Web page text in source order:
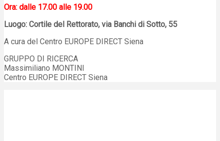
Ora: dalle 17.00 alle 19.00
Luogo: Cortile del Rettorato, via Banchi di Sotto, 55
A cura del Centro EUROPE DIRECT Siena
GRUPPO DI RICERCA
Massimiliano MONTINI
Centro EUROPE DIRECT Siena